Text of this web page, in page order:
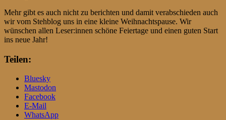
Mehr gibt es auch nicht zu berichten und damit verabschieden auch
wir vom Stehblog uns in eine kleine Weihnachtspause. Wir
wünschen allen Leser:innen schöne Feiertage und einen guten Start
ins neue Jahr!
Teilen:
Bluesky
Mastodon
Facebook
E-Mail
WhatsApp